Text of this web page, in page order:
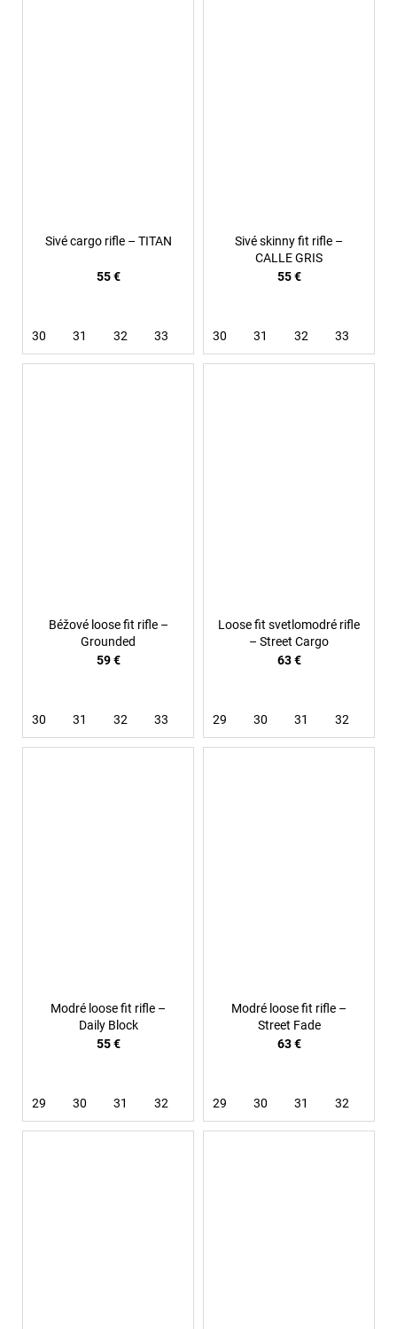
Sivé cargo rifle – TITAN
55 €
30 31 32 33
Sivé skinny fit rifle –
CALLE GRIS
55 €
30 31 32 33
Béžové loose fit rifle –
Grounded
59 €
30 31 32 33
Loose fit svetlomodré rifle
– Street Cargo
63 €
29 30 31 32
Modré loose fit rifle –
Daily Block
55 €
29 30 31 32
Modré loose fit rifle –
Street Fade
63 €
29 30 31 32